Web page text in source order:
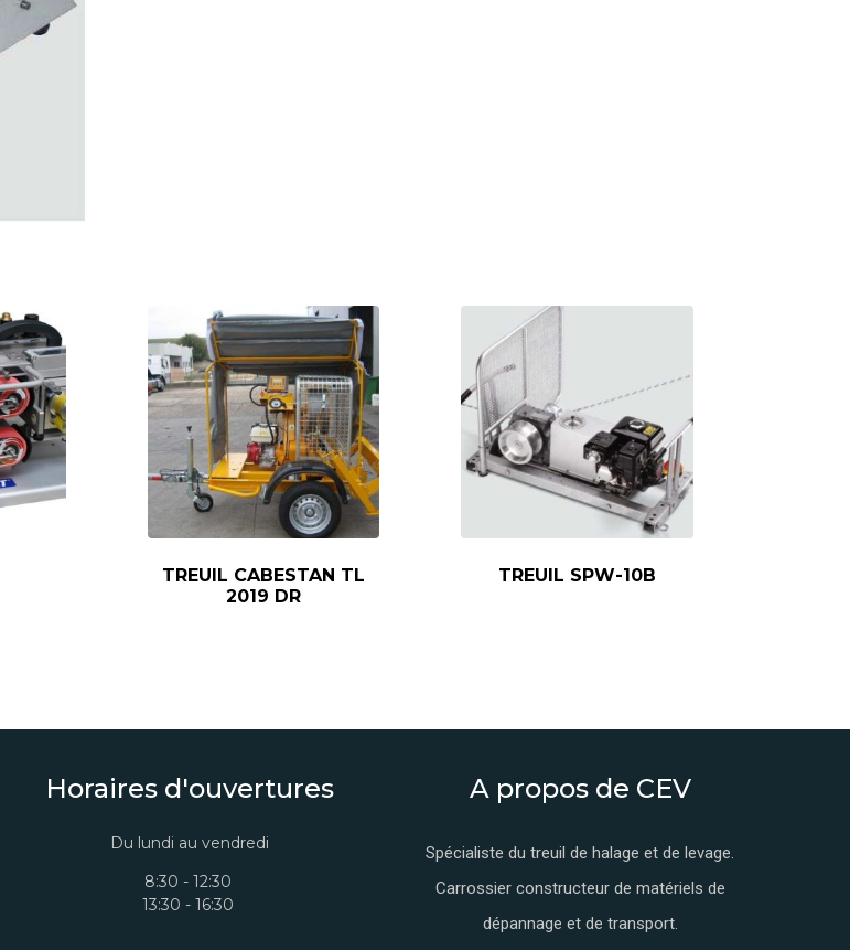
TREUIL CABESTAN TL
2019 DR
TREUIL SPW-10B
Horaires d'ouvertures
Du lundi au vendredi
8:30 - 12:30
13:30 - 16:30
A propos de CEV
Spécialiste du treuil de halage et de levage.
Carrossier constructeur de matériels de
dépannage et de transport.